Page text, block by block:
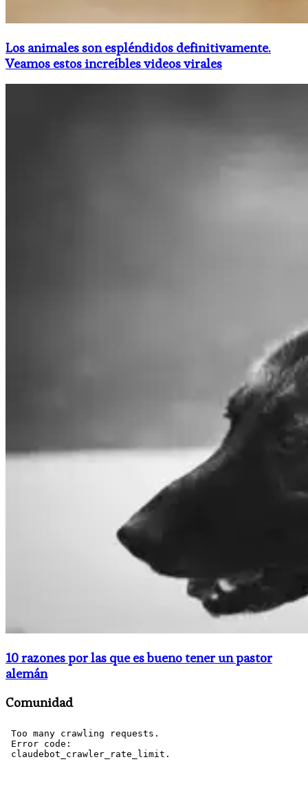
Los animales son espléndidos definitivamente.
Veamos estos increíbles videos virales
10 razones por las que es bueno tener un pastor
alemán
Comunidad